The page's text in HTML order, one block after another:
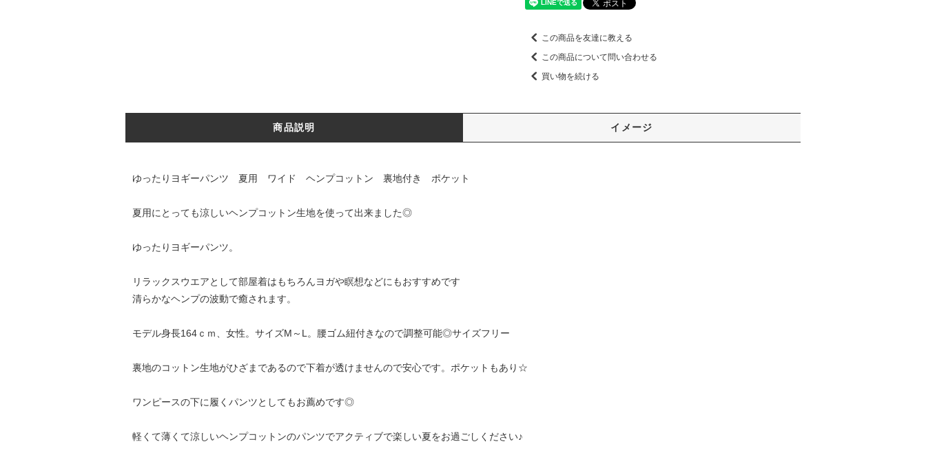
この商品を友達に教える
この商品について問い合わせる
買い物を続ける
商品説明 イメージ
ゆったりヨギーパンツ 夏用 ワイド ヘンプコットン 裏地付き ポケット
夏用にとっても涼しいヘンプコットン生地を使って出来ました◎
ゆったりヨギーパンツ。
リラックスウエアとして部屋着はもちろんヨガや瞑想などにもおすすめです
清らかなヘンプの波動で癒されます。
モデル身長164ｃｍ、女性。サイズM～L。腰ゴム紐付きなので調整可能◎サイズフリー
裏地のコットン生地がひざまであるので下着が透けませんので安心です。ポケットもあり☆
ワンピースの下に履くパンツとしてもお薦めです◎
軽くて薄くて涼しいヘンプコットンのパンツでアクティブで楽しい夏をお過ごしください♪